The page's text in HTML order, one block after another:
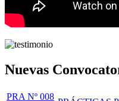
Nuevas
PRA Nº 008